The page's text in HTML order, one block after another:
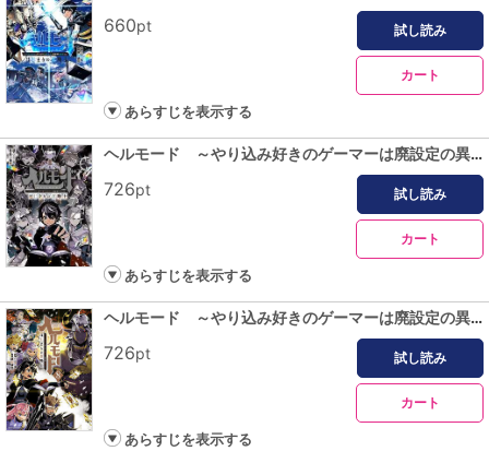
660pt 試し読み
カート
あらすじを表示する
ヘルモード ～やり込み好きのゲーマーは廃設定の異世界で無双する～はじまりの召喚士７【電子書店共通特典イラスト付】
726pt 試し読み
カート
あらすじを表示する
ヘルモード ～やり込み好きのゲーマーは廃設定の異世界で無双する～はじまりの召喚士８【電子書店共通特典イラスト付】
726pt 試し読み
カート
あらすじを表示する